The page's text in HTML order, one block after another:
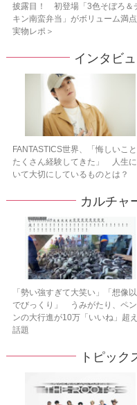
披露目！ 初登場「3色そぼろ＆
キン南蛮弁当」がボリューム満点
実物レポ＞
インタビ
FANTASTICS世界、「悔しいこ
たくさん経験してきた」 人生
いて大切にしているものとは？
カルチャ
「勢い強すぎて大笑い」「想像
でびっくり」 うみがたり、ペ
ンの大行進が10万「いいね」超
話題
トピッ